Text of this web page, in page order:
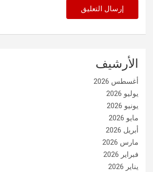
الأرشيف
أغسطس 2026
يوليو 2026
يونيو 2026
مايو 2026
أبريل 2026
مارس 2026
فبراير 2026
يناير 2026